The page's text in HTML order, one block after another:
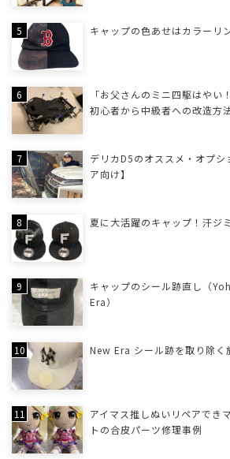
キャップの色あせはカラーリ
「お父さんのミニ四駆はやい
初心者から中級者への改造方
デリカD5のオススメ・オプシ
ア向け】
夏に大活躍のキャップ！汗ジ
キャップのシール跡直し（
Era）
New Era シール跡を取り除く
アイマス推しぬいリペアでき
トの合皮パーツ修理事例